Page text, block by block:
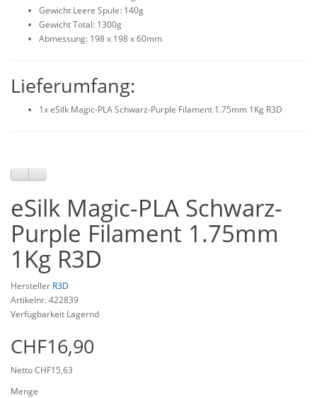
Gewicht Leere Spule: 140g
Gewicht Total: 1300g
Abmessung: 198 x 198 x 60mm
Lieferumfang:
1x eSilk Magic-PLA Schwarz-Purple Filament 1.75mm 1Kg R3D
eSilk Magic-PLA Schwarz-
Purple Filament 1.75mm
1Kg R3D
Hersteller R3D
Artikelnr. 422839
Verfügbarkeit Lagernd
CHF16,90
Netto CHF15,63
Menge